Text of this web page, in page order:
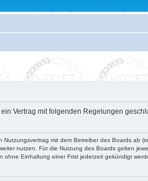
Vertrag mit folgenden Regelungen
mit dem Betreiber des Boards ab
nutzen. Für die Nutzung des Boards gelten
Einhaltung einer Frist jederzeit gekündigt